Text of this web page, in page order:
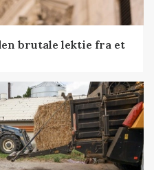
brutale lektie fra et